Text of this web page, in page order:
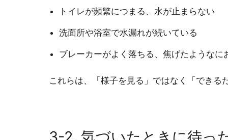
トイレが頻繁につまる、水が止まらない
洗面所や浴室で水漏れが続いている
ブレーカーがよく落ちる、焦げたようなに
これらは、「様子を見る」ではなく「でき